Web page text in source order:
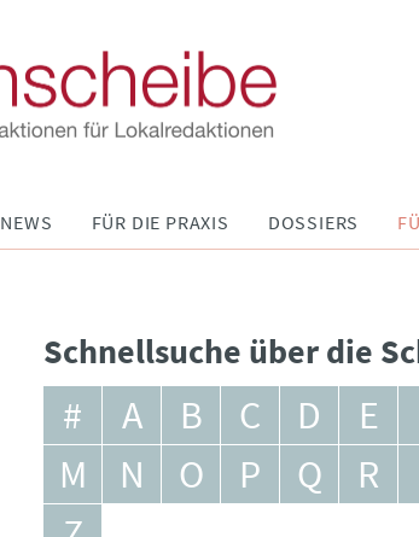
NEWS FÜR DIE PRAXIS DOSSIERS
Schnellsuche über die
# A B C D E
M
N O P Q R